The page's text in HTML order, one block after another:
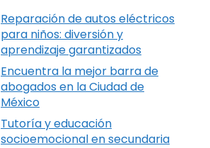
Reparación de autos eléctricos
para niños: diversión y
aprendizaje garantizados
Encuentra la mejor barra de
abogados en la Ciudad de
México
Tutoría y educación
socioemocional en secundaria